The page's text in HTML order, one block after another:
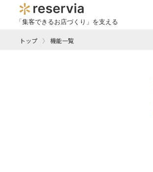
「集客できるお店づくり」を支える
トップ 機能一覧